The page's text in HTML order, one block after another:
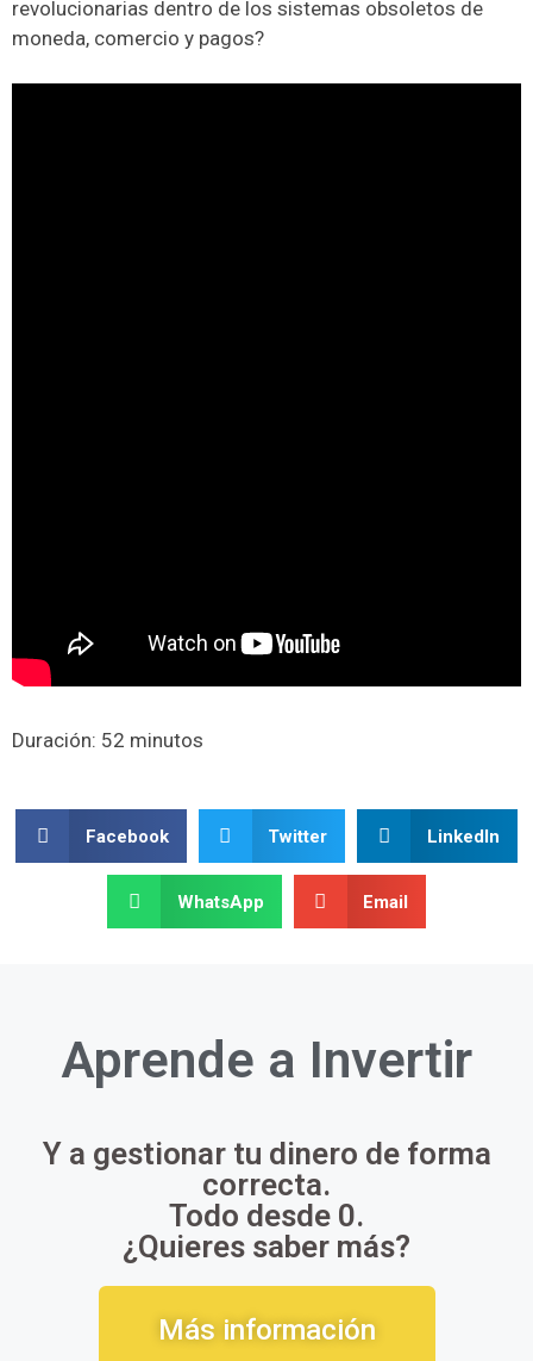
revolucionarias dentro de los sistemas obsoletos de
moneda, comercio y pagos?
Duración: 52 minutos
Facebook Twitter LinkedIn
WhatsApp Email
Aprende a Invertir
Y a gestionar tu dinero de forma
correcta.
Todo desde 0.
¿Quieres saber más?
Más información